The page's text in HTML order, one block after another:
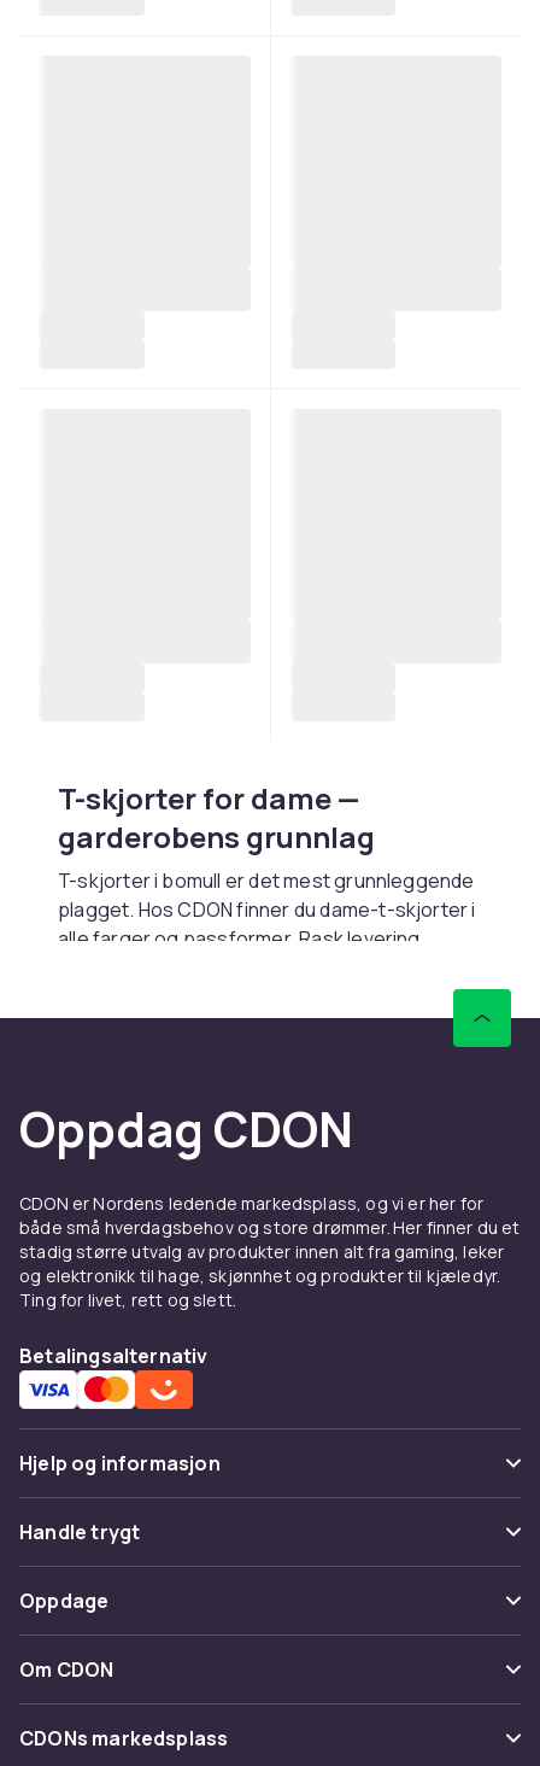
T-skjorter for dame —
garderobens grunnlag
T-skjorter i bomull er det mest grunnleggende
plagget. Hos CDON finner du dame-t-skjorter i
alle farger og passformer. Rask levering.
Materiale
bomull er bærekraftig. Bomull-elastan gir
stretch.
Kombiner med
Under en blazer
ogskjørt.
Kjøp på CDON
Utforsktopperog
Oppdag CDON
CDON er Nordens ledende markedsplass, og vi er her for
både små hverdagsbehov og store drømmer. Her finner du et
stadig større utvalg av produkter innen alt fra gaming, leker
og elektronikk til hage, skjønnhet og produkter til kjæledyr.
Ting for livet, rett og slett.
Betalingsalternativ
Hjelp og informasjon
Vanlige spørsmål
Spor pakke
Angre & returner her
Kontakt oss
Handle trygt
Betaling
Levering
Tilbakekallinger
Oppdage
Kategorier
Varemerker
Om CDON
Om oss
CDONs markedsplass